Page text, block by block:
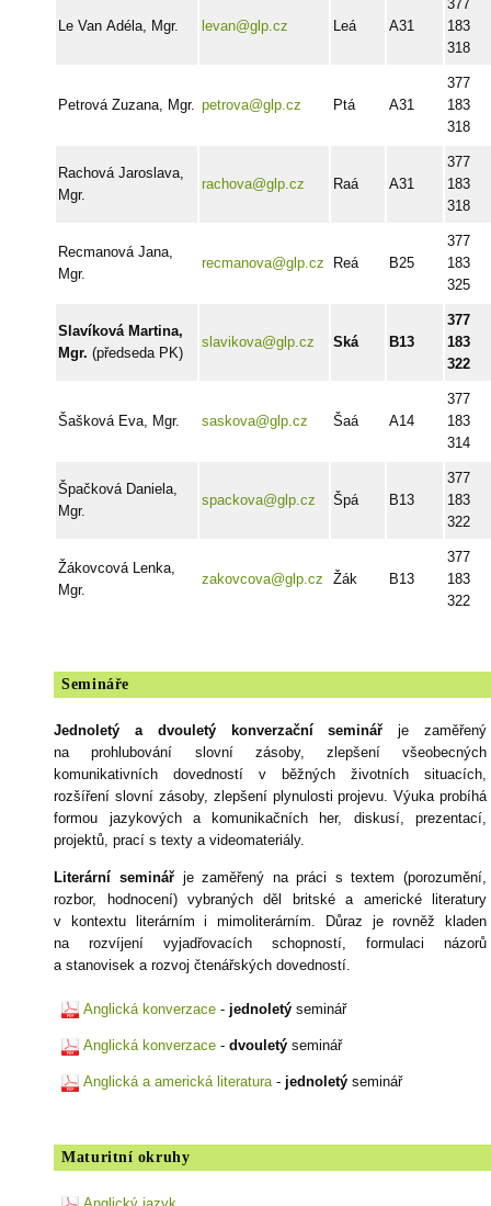
Le Van Adéla, Mgr. levan@glp.cz Leá A31
377
183
318
Petrová Zuzana, Mgr. petrova@glp.cz Ptá A31
377
183
318
Rachová Jaroslava,
Mgr.
rachova@glp.cz Raá A31
377
183
318
Recmanová Jana,
Mgr.
recmanova@glp.cz Reá B25
377
183
325
Slavíková Martina,
Mgr. (předseda PK)
slavikova@glp.cz Ská B13
377
183
322
Šašková Eva, Mgr. saskova@glp.cz Šaá A14
377
183
314
Špačková Daniela,
Mgr.
spackova@glp.cz Špá B13
377
183
322
Žákovcová Lenka,
Mgr.
zakovcova@glp.cz Žák B13
377
183
322
Semináře
Jednoletý a dvouletý konverzační seminář je zaměřený
na prohlubování slovní zásoby, zlepšení všeobecných
komunikativních dovedností v běžných životních situacích,
rozšíření slovní zásoby, zlepšení plynulosti projevu. Výuka probíhá
formou jazykových a komunikačních her, diskusí, prezentací,
projektů, prací s texty a videomateriály.
Literární seminářje zaměřený na práci s textem (porozumění,
rozbor, hodnocení) vybraných děl britské a americké literatury
v kontextu literárním i mimoliterárním. Důraz je rovněž kladen
na rozvíjení vyjadřovacích schopností, formulaci názorů
a stanovisek a rozvoj čtenářských dovedností.
Anglická konverzace- jednoletýseminář
Anglická konverzace- dvouletýseminář
Anglická a americká literatura- jednoletýseminář
Maturitní okruhy